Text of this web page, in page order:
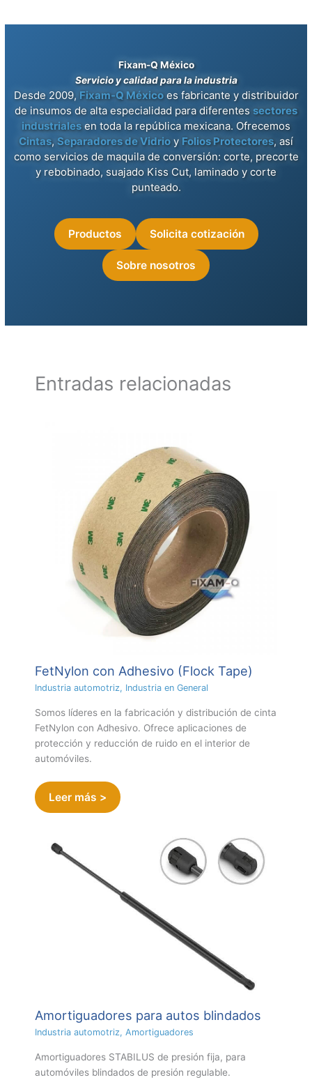
Fixam-Q México
Servicio y calidad para la industria
Desde 2009, Fixam-Q Méxicoes fabricante y distribuidor
de insumos de alta especialidad para diferentes sectores
industrialesen toda la república mexicana. Ofrecemos
Cintas, Separadores de Vidrioy Folios Protectores, así
como servicios de maquila de conversión: corte, precorte
y rebobinado, suajado Kiss Cut, laminado y corte
punteado.
Productos Solicita cotización
Sobre nosotros
Entradas relacionadas
FetNylon con Adhesivo (Flock Tape)
Industria automotriz, Industria en General
Somos líderes en la fabricación y distribución de cinta
FetNylon con Adhesivo. Ofrece aplicaciones de
protección y reducción de ruido en el interior de
automóviles.
Leer más >
Amortiguadores para autos blindados
Industria automotriz,Amortiguadores
Amortiguadores STABILUS de presión fija, para
automóviles blindados de presión regulable.